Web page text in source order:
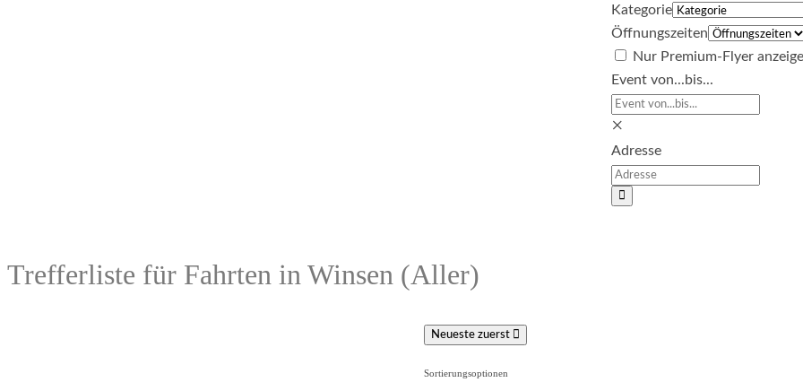
Kategorie
Öffnungszeiten
Nur Premium-Flyer
Event von...bis...
×
Adresse
Trefferliste für Fahrten in Winsen (Aller)
Neueste zuerst
Sortierungsoptionen